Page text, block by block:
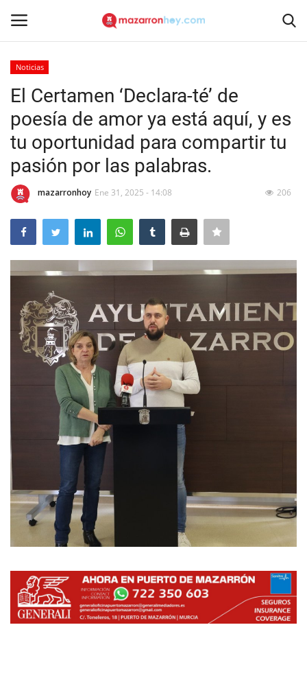
Inicio
Contacto
Noticias
Mazarrón Hoy
Entrevistas
Reportajes
Empresas
Mapa de Mazarrón
Galerías
Contacto
Empresas
Noticias
El Certamen ‘Declara-té’ de
poesía de amor ya está aquí, y es
tu oportunidad para compartir tu
pasión por las palabras.
mazarronhoy Ene 31, 2025 - 14:08 206